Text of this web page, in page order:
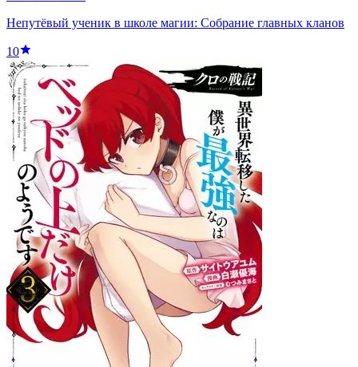
Непутёвый ученик в школе магии: Собрание главных кланов
10